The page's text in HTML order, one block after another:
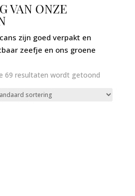
VAN ONZE
zijn goed verpakt en
zeefje en ons groene
69 resultaten wordt getoond